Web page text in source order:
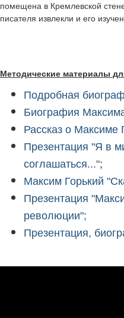
помещена в Кремлевской
писателя извлекли и его
Методические материалы
Подробная
Биография
Рассказ о Максиме
Презентация "Я в
соглашаться...";
Максим Горький
Презентация
революции";
Презентация,